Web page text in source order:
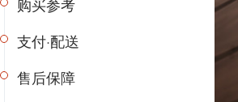
支付·配送
售后保障